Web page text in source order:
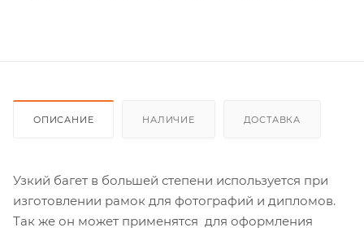
ОПИСАНИЕ НАЛИЧИЕ ДОСТАВКА
Узкий багет в большей степени используется при
изготовлении рамок для фотографий и дипломов.
Так же он может применятся для оформления